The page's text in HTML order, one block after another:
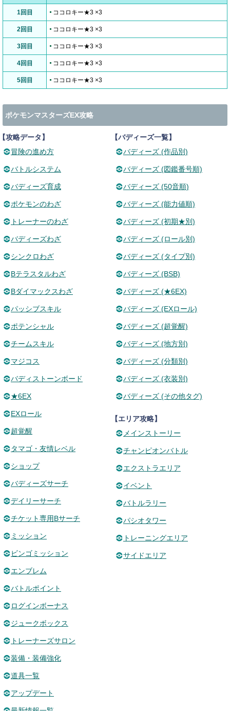
1回目 ココロキー★3 ×3
2回目 ココロキー★3 ×3
3回目 ココロキー★3 ×3
4回目 ココロキー★3 ×3
5回目 ココロキー★3 ×3
ポケモンマスターズEX攻略
攻略データ】
冒険の進め方
バトルシステム
バディーズ育成
ポケモンのわざ
トレーナーのわざ
バディーズわざ
シンクロわざ
Bテラスタルわざ
Bダイマックスわざ
パッシブスキル
ポテンシャル
チームスキル
マジコス
バディストーンボード
★6EX
EXロール
超覚醒
タマゴ・友情レベル
ショップ
バディーズサーチ
デイリーサーチ
チケット専用Bサーチ
ミッション
ビンゴミッション
エンブレム
バトルポイント
ログインボーナス
ジュークボックス
トレーナーズサロン
装備・装備強化
道具一覧
アップデート
【バディーズ一覧】
バディーズ (作品別)
バディーズ (図鑑番号順)
バディーズ (50音順)
バディーズ (能力値順)
バディーズ (初期★別)
バディーズ (ロール別)
バディーズ (タイプ別)
バディーズ (BSB)
バディーズ (★6EX)
バディーズ (EXロール)
バディーズ (超覚醒)
バディーズ (地方別)
バディーズ (分類別)
バディーズ (衣装別)
バディーズ (その他タグ)
【エリア攻略】
メインストーリー
チャンピオンバトル
エクストラエリア
イベント
バトルラリー
パシオタワー
トレーニングエリア
サイドエリア